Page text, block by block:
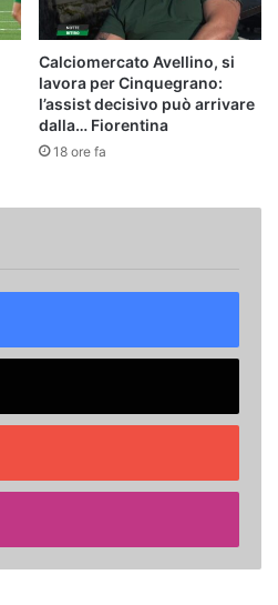
Calciomercato Avellino, si
lavora per Cinquegrano:
l’assist decisivo può arrivare
dalla… Fiorentina
18 ore fa